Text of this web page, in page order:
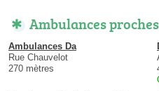
Ambulances proches
Ambulances Da
Rue Chauvelot
270 mètres